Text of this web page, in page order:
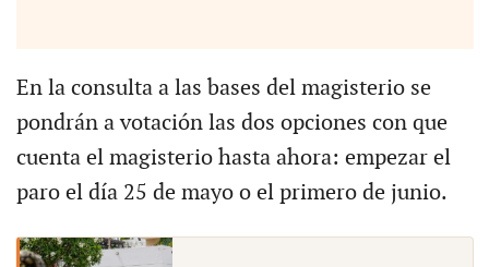
En la consulta a las bases del magisterio se
pondrán a votación las dos opciones con que
cuenta el magisterio hasta ahora: empezar el
paro el día 25 de mayo o el primero de junio.